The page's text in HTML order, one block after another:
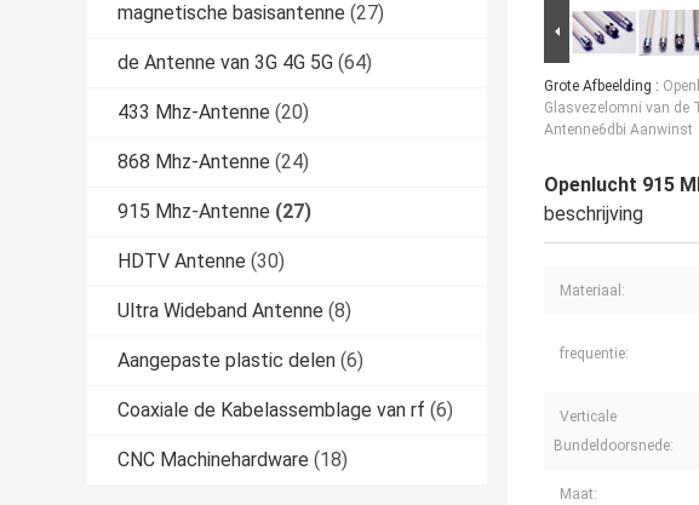
magnetische basisantenne (27)
de Antenne van 3G 4G 5G (64)
433 Mhz-Antenne (20)
868 Mhz-Antenne (24)
915 Mhz-Antenne (27)
HDTV Antenne (30)
Ultra Wideband Antenne (8)
Aangepaste plastic delen (6)
Coaxiale de Kabelassemblage van rf (6)
CNC Machinehardware (18)
Grote Afbeelding :
Glasvezelomni van de
Antenne6dbi Aanwinst
Openlucht 915
beschrijving
Materiaal:
frequentie:
Verticale
Bundeldoorsnede:
Maat: